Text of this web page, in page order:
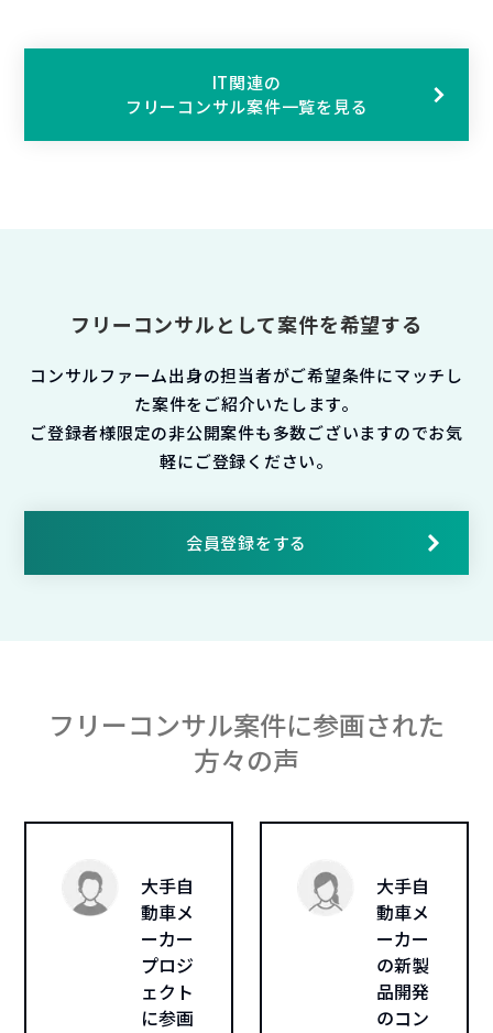
IT関連の
フリーコンサル案件一覧を見る
フリーコンサルとして案件を希望する
コンサルファーム出身の担当者がご希望条件にマッチし
た案件をご紹介いたします。
ご登録者様限定の非公開案件も多数ございますのでお気
軽にご登録ください。
会員登録をする
フリーコンサル案件に参画された
方々の声
大手自
動車メ
ーカー
プロジ
ェクト
に参画
大手自
動車メ
ーカー
の新製
品開発
のコン